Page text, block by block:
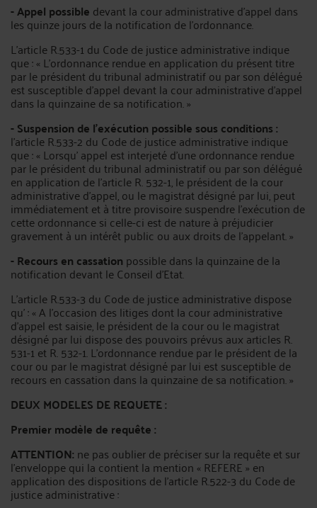
- Appel possible devant la cour administrative d'appel dans
les quinze jours de la notification de l'ordonnance.
L'article R.533-1 du Code de justice administrative indique
que : « L'ordonnance rendue en application du présent titre
par le président du tribunal administratif ou par son délégué
est susceptible d'appel devant la cour administrative d'appel
dans la quinzaine de sa notification. »
- Suspension de l'exécution possible sous conditions :
l'article R.533-2 du Code de justice administrative indique
que : « Lorsqu' appel est interjeté d'une ordonnance rendue
par le président du tribunal administratif ou par son délégué
en application de l'article R. 532-1, le président de la cour
administrative d'appel, ou le magistrat désigné par lui, peut
immédiatement et à titre provisoire suspendre l'exécution de
cette ordonnance si celle-ci est de nature à préjudicier
gravement à un intérêt public ou aux droits de l'appelant. »
- Recours en cassation possible dans la quinzaine de la
notification devant le Conseil d'Etat.
L'article R.533-3 du Code de justice administrative dispose
qu' : « A l'occasion des litiges dont la cour administrative
d'appel est saisie, le président de la cour ou le magistrat
désigné par lui dispose des pouvoirs prévus aux articles R.
531-1 et R. 532-1. L'ordonnance rendue par le président de la
cour ou par le magistrat désigné par lui est susceptible de
recours en cassation dans la quinzaine de sa notification. »
DEUX MODELES DE REQUETE :
Premier modèle de requête :
ATTENTION: ne pas oublier de préciser sur la requête et sur
l'enveloppe qui la contient la mention « REFERE » en
application des dispositions de l'article R.522-3 du Code de
justice administrative :